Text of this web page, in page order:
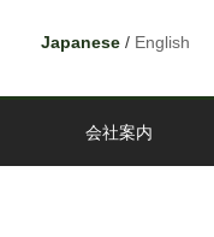
Japanese / English
会社案内